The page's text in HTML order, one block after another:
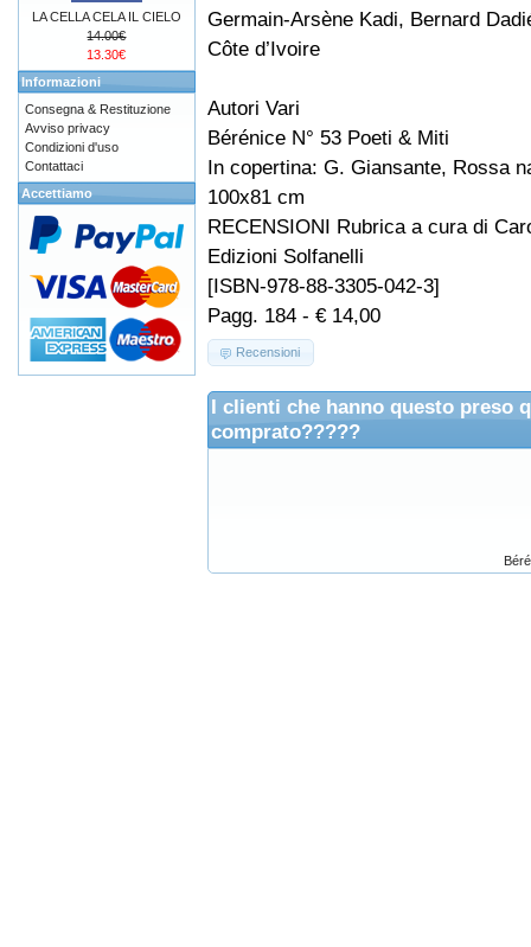
Germain-Arsène Kadi, Bernard
Côte d’Ivoire
Autori Vari
Bérénice N° 53 Poeti & Miti
In copertina: G. Giansante, Rossa
100x81 cm
RECENSIONI Rubrica a cura di
Edizioni Solfanelli
[ISBN-978-88-3305-042-3]
Pagg. 184 - € 14,00
Recensioni
I clienti che hanno questo preso
comprato?????
LA CELLA CELA IL CIELO
14.00€
13.30€
Informazioni
Consegna & Restituzione
Avviso privacy
Condizioni d'uso
Contattaci
Accettiamo